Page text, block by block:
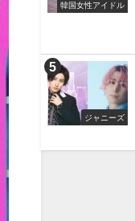
韓国女性アイドル
ジャニーズ